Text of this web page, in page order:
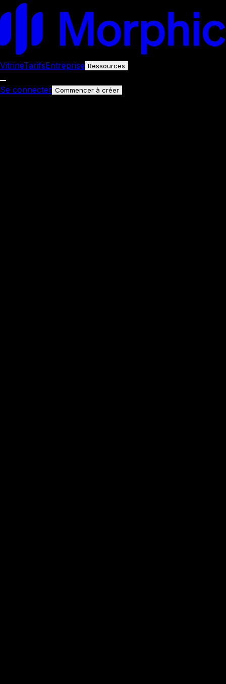
VitrineTarifsEntreprise Ressources
Se connecter Commencer à créer